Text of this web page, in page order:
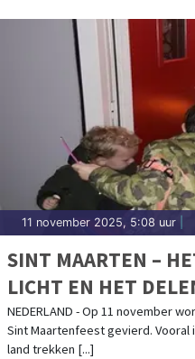
11 november 2025, 5:08 uur
SINT MAARTEN –
LICHT EN HET
NEDERLAND - Op 11 november
Sint Maartenfeest gevierd.
land trekken [...]